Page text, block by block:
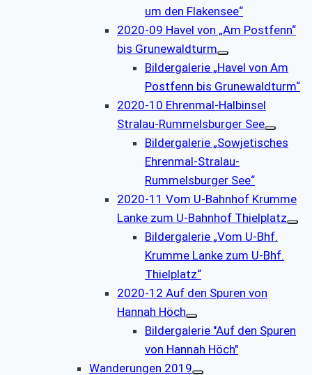
um den Flakensee“
2020-09 Havel von „Am Postfenn“
bis Grunewaldturm
Bildergalerie „Havel von Am
Postfenn bis Grunewaldturm“
2020-10 Ehrenmal-Halbinsel
Stralau-Rummelsburger See
Bildergalerie „Sowjetisches
Ehrenmal-Stralau-
Rummelsburger See“
2020-11 Vom U-Bahnhof Krumme
Lanke zum U-Bahnhof Thielplatz
Bildergalerie „Vom U-Bhf.
Krumme Lanke zum U-Bhf.
Thielplatz“
2020-12 Auf den Spuren von
Hannah Höch
Bildergalerie "Auf den Spuren
von Hannah Höch"
Wanderungen 2019